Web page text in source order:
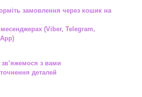
замовлення через кошик на
месенджерах(Viber, Telegram,
з вами
деталей